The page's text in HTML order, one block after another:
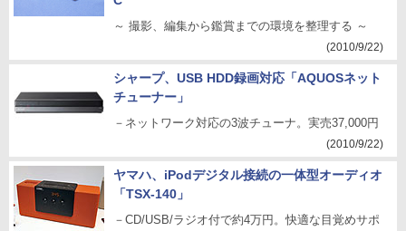
C
～ 撮影、編集から鑑賞までの環境を整理する ～
(2010/9/22)
シャープ、USB HDD録画対応「AQUOSネット
チューナー」
－ネットワーク対応の3波チューナ。実売37,000円
(2010/9/22)
ヤマハ、iPodデジタル接続の一体型オーディオ
「TSX-140」
－CD/USB/ラジオ付で約4万円。快適な目覚めサポ